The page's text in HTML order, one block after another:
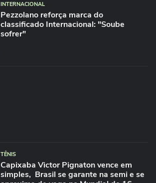
INTERNACIONAL
Pezzolano reforça marca do
classificado Internacional: "Soube
sofrer"
TÊNIS
Capixaba Victor Pignaton vence em
simples, Brasil se garante na semi e se